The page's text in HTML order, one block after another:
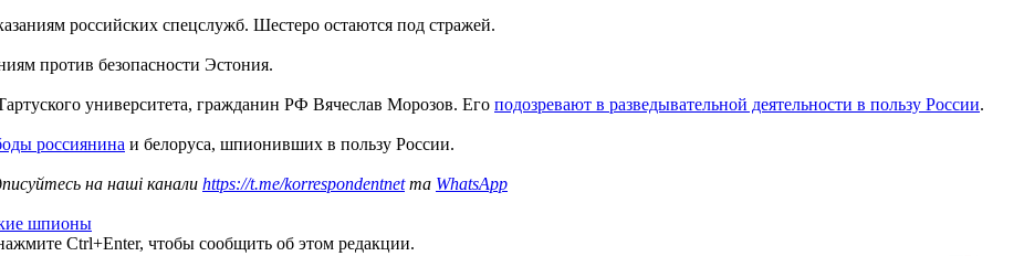
российских спецслужб. Шестеро остаются под стражей.
против безопасности Эстония.
университета, гражданин РФ Вячеслав Морозов. Его подозревают в разведывательной деятельности в пользу России.
россиянина и белоруса, шпионивших в пользу России.
на наші канали https://t.me/korrespondentnetта WhatsApp
шпионы
Ctrl+Enter, чтобы сообщить об этом редакции.